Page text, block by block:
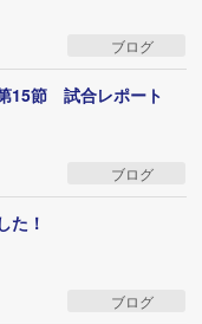
ブログ
15節 試合レポート
ブログ
た！
ブログ